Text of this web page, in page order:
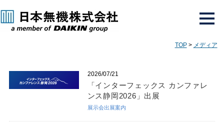
TOP> メディア
2026/07/21
「インターフェックス カンファレ
ンス静岡2026」出展
展示会出展案内